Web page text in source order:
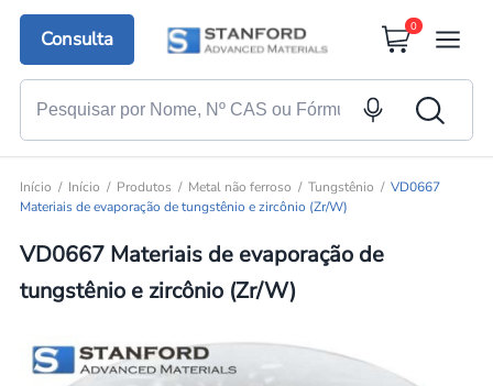
Consulta
0
Início Início Produtos Metal não ferroso Tungstênio
VD0667
Materiais de evaporação de tungstênio e zircônio (Zr/W)
VD0667 Materiais de evaporação de
tungstênio e zircônio (Zr/W)